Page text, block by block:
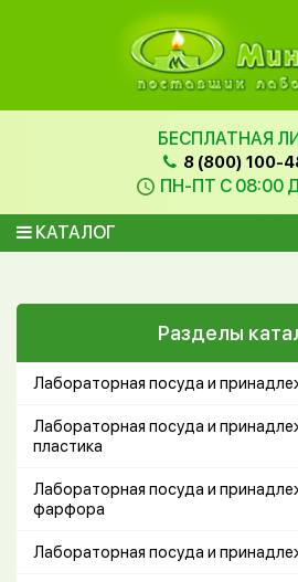
БЕСПЛАТНАЯ
8 (800) 100-
ПН-ПТ С 08:00
КАТАЛОГ
Разделы
Лабораторная посуда и
Лабораторная посуда и
пластика
Лабораторная посуда и
фарфора
Лабораторная посуда и